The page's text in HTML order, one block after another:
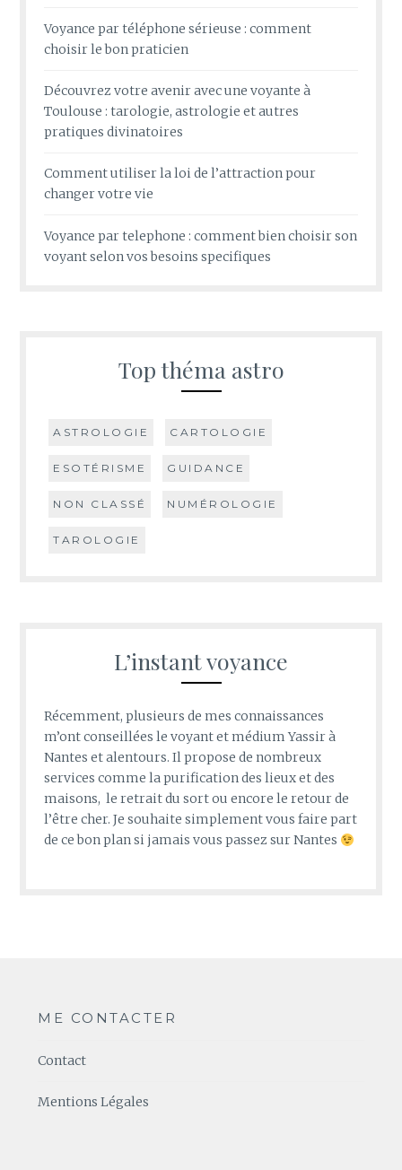
Voyance par téléphone sérieuse : comment
choisir le bon praticien
Découvrez votre avenir avec une voyante à
Toulouse : tarologie, astrologie et autres
pratiques divinatoires
Comment utiliser la loi de l’attraction pour
changer votre vie
Voyance par telephone : comment bien choisir son
voyant selon vos besoins specifiques
Top théma astro
ASTROLOGIE CARTOLOGIE
ESOTÉRISME GUIDANCE
NON CLASSÉ NUMÉROLOGIE
TAROLOGIE
L’instant voyance
Récemment, plusieurs de mes connaissances
m’ont conseillées le voyant et médium Yassir à
Nantes et alentours. Il propose de nombreux
services comme la purification des lieux et des
maisons, le retrait du sort ou encore le retour de
l’être cher. Je souhaite simplement vous faire part
de ce bon plan si jamais vous passez sur Nantes
ME CONTACTER
Contact
Mentions Légales